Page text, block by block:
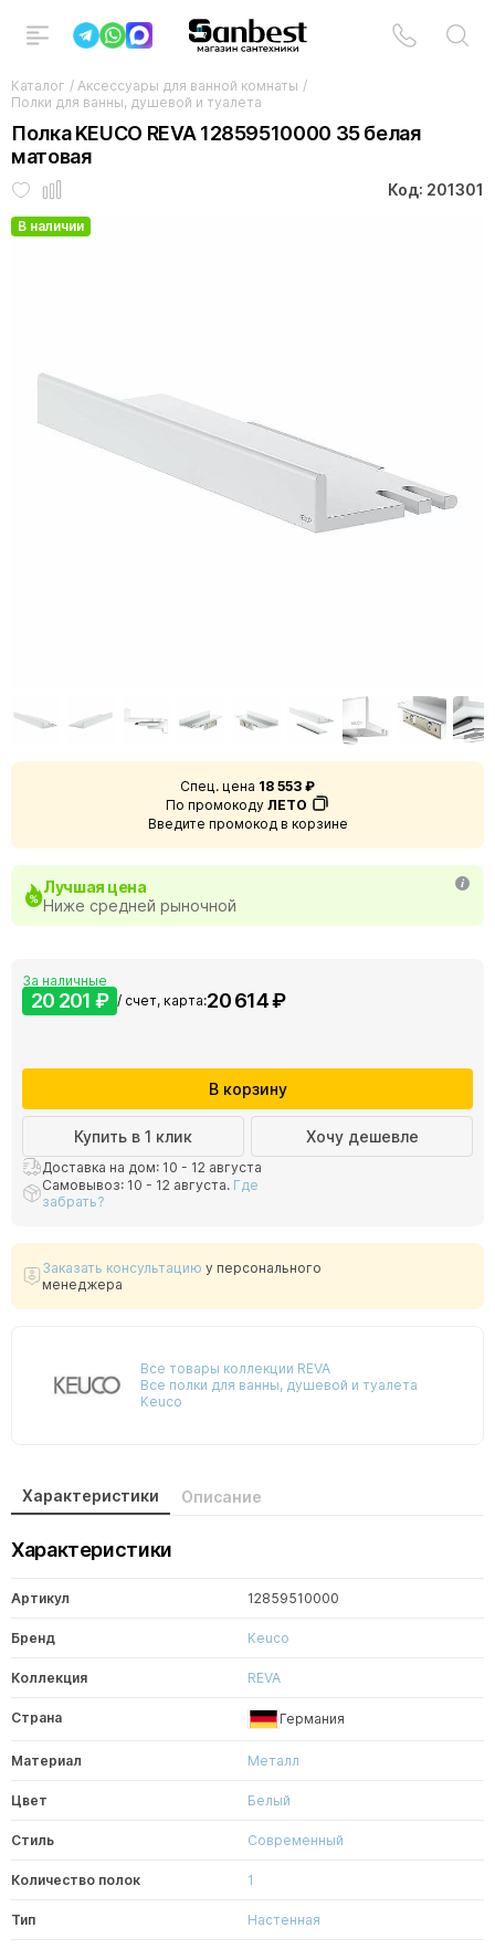
Каталог / Аксессуары для ванной комнаты /
Полки для ванны, душевой и туалета
Полка KEUCO REVA 12859510000 35 белая
матовая
Код: 201301
В наличии
Спец. цена 18 553 ₽
По промокоду ЛЕТО
Введите промокод в корзине
Лучшая цена
Ниже средней рыночной
За наличные
20 201 ₽ / счет, карта:20 614 ₽
В корзину
Купить в 1 клик Хочу дешевле
Доставка на дом: 10 - 12 августа
Самовывоз: 10 - 12 августа. Где
забрать?
Заказать консультацию у персонального
менеджера
Все товары коллекции REVA
Все полки для ванны, душевой и туалета
Keuco
Характеристики Описание
Характеристики
Артикул 12859510000
Бренд Keuco
Коллекция REVA
Страна Германия
Материал Металл
Цвет Белый
Стиль Современный
Количество полок 1
Тип Настенная